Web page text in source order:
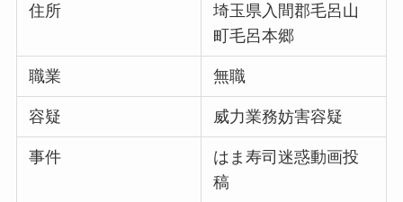
住所
埼玉県入間郡毛呂山
町毛呂本郷
職業 無職
容疑 威力業務妨害容疑
事件
はま寿司迷惑動画投
稿